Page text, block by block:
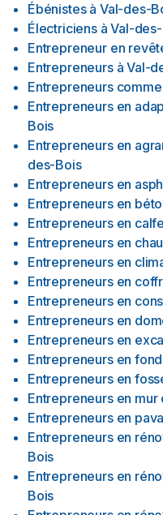
Ébénistes à Val-des-
Électriciens à Val-
Entrepreneur en
Entrepreneurs à Val-
Entrepreneurs
Entrepreneurs en
Bois
Entrepreneurs en
des-Bois
Entrepreneurs en
Entrepreneurs en
Entrepreneurs en
Entrepreneurs en
Entrepreneurs en
Entrepreneurs en
Entrepreneurs en
Entrepreneurs en
Entrepreneurs en
Entrepreneurs en
Entrepreneurs en
Entrepreneurs en
Entrepreneurs en
Entrepreneurs en
Bois
Entrepreneurs en
Bois